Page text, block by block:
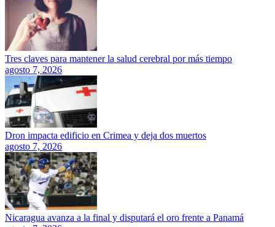
Tres claves para mantener la salud cerebral por más tiempo
agosto 7, 2026
Dron impacta edificio en Crimea y deja dos muertos
agosto 7, 2026
Nicaragua avanza a la final y disputará el oro frente a Panamá